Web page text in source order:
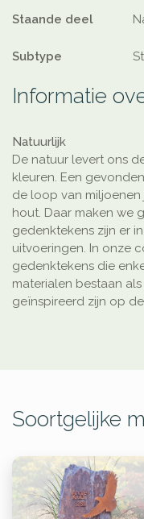
Staande deel
Subtype
Informatie
Natuurlijk
De natuur levert ons
kleuren. Een
de loop van miljoenen
hout. Daar maken we
gedenktekens zijn er
uitvoeringen. In onze
gedenktekens die
materialen bestaan
geïnspireerd zijn op
Soortgelijke